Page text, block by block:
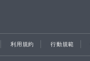
利用規約 行動規範